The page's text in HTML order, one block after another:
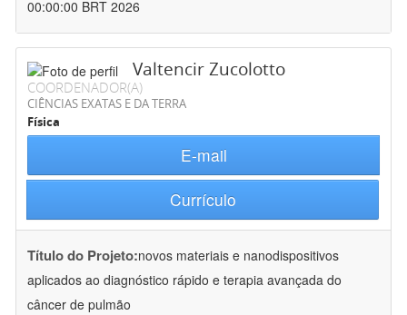
00:00:00 BRT 2026
Valtencir Zucolotto
COORDENADOR(A)
CIÊNCIAS EXATAS E DA TERRA
Física
E-mail
Currículo
Título do Projeto:novos materiais e nanodispositivos
aplicados ao diagnóstico rápido e terapia avançada do
câncer de pulmão